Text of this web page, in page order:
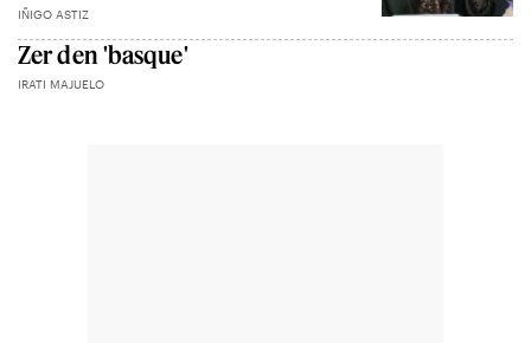
IÑIGO ASTIZ
Zer den 'basque'
IRATI MAJUELO